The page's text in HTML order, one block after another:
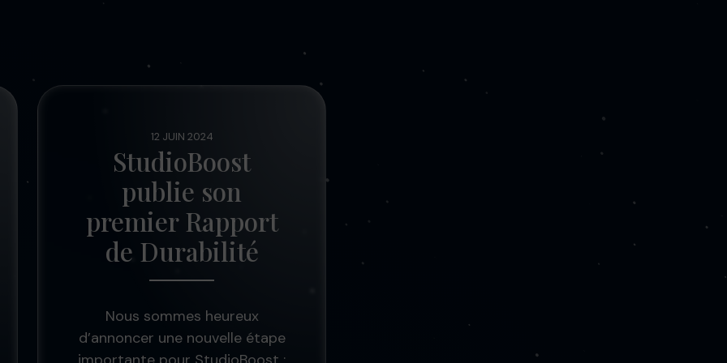
12 JUIN 2024
StudioBoost
publie son
premier Rapport
de Durabilité
Nous sommes heureux
d’annoncer une nouvelle étape